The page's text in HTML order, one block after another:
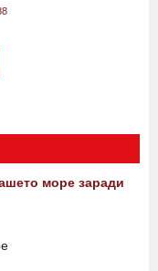
море заради